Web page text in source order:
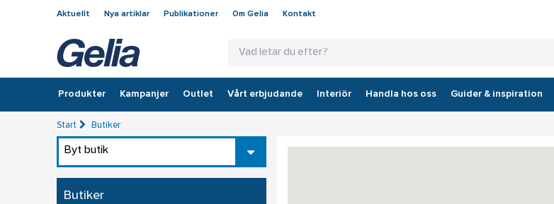
Aktuellt Nya artiklar Publikationer Om Gelia Kontakt
Produkter Kampanjer Outlet Vårt erbjudande Interiör Handla hos oss Guider & inspiration
Start Butiker
Byt butik
Butiker